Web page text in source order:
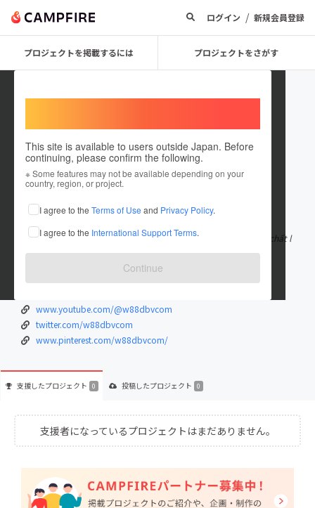
ログイン / 新規会員登録
プロジェクトを掲載するには プロジェクトをさがす
This site is available to users outside Japan. Before
continuing, please confirm the following.
※ Some features may not be available depending on your
country, region, or project.
I agree to the Terms of Use and Privacy Policy.
I agree to the International Support Terms.
Continue
w88dbvcom
在住国：日本
出身国：日本
W88 là một nhà cái hàng đầu tại châu Á, nổi bật với sự uy tín và chất l
ượng dịch vụ. Chúng もっと見る
www.youtube.com/@w88dbvcom
twitter.com/w88dbvcom
www.pinterest.com/w88dbvcom/
支援したプロジェクト 0 投稿したプロジェクト 0
支援者になっているプロジェクトはまだありません。